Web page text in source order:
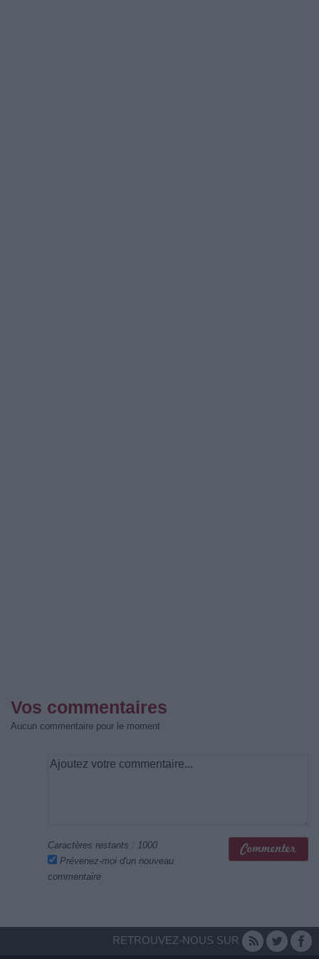
Vos commentaires
Aucun commentaire pour le moment
Caractères restants : 1000
Prévenez-moi d'un nouveau
commentaire
RETROUVEZ-NOUS SUR